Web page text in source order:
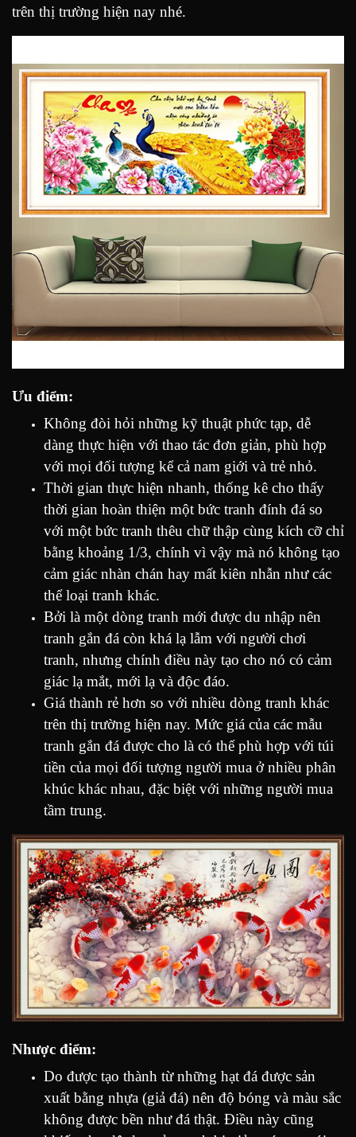
trên thị trường hiện nay nhé.
Ưu điểm:
Không đòi hỏi những kỹ thuật phức tạp, dễ
dàng thực hiện với thao tác đơn giản, phù hợp
với mọi đối tượng kể cả nam giới và trẻ nhỏ.
Thời gian thực hiện nhanh, thống kê cho thấy
thời gian hoàn thiện một bức tranh đính đá so
với một bức tranh thêu chữ thập cùng kích cỡ chỉ
bằng khoảng 1/3, chính vì vậy mà nó không tạo
cảm giác nhàn chán hay mất kiên nhẫn như các
thể loại tranh khác.
Bởi là một dòng tranh mới được du nhập nên
tranh gắn đá còn khá lạ lẫm với người chơi
tranh, nhưng chính điều này tạo cho nó có cảm
giác lạ mắt, mới lạ và độc đáo.
Giá thành rẻ hơn so với nhiều dòng tranh khác
trên thị trường hiện nay. Mức giá của các mẫu
tranh gắn đá được cho là có thể phù hợp với túi
tiền của mọi đối tượng người mua ở nhiều phân
khúc khác nhau, đặc biệt với những người mua
tầm trung.
Nhược điểm:
Do được tạo thành từ những hạt đá được sản
xuất bằng nhựa (giả đá) nên độ bóng và màu sắc
không được bền như đá thật. Điều này cũng